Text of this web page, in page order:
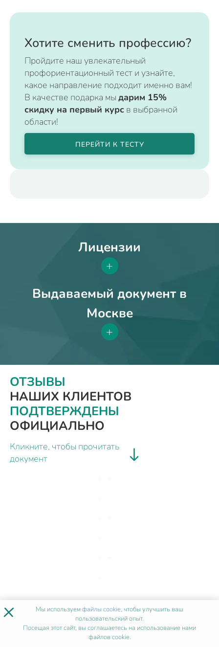
Хотите сменить профессию?
Пройдите наш увлекательный
профориентационный тест и узнайте,
какое направление подходит именно вам!
В качестве подарка мы дарим 15%
скидку на первый курс в выбранной
области!
ПЕРЕЙТИ К ТЕСТУ
Лицензии
+
Выдаваемый документ в
Москве
+
ОТЗЫВЫ
НАШИХ КЛИЕНТОВ
ПОДТВЕРЖДЕНЫ
ОФИЦИАЛЬНО
Кликните, чтобы прочитать
документ
× Мы используемфайлы cookie, чтобы улучшить ваш
пользовательский опыт.
Посещая этот сайт, вы соглашаетесь на использование нами
файлов cookie.